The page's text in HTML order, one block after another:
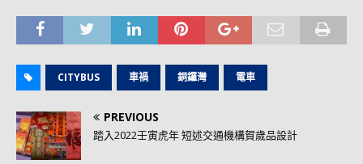
CITYBUS 車禍 銅鑼灣 電車
PREVIOUS
踏入2022壬寅虎年 短述交通機構賀歲品設計